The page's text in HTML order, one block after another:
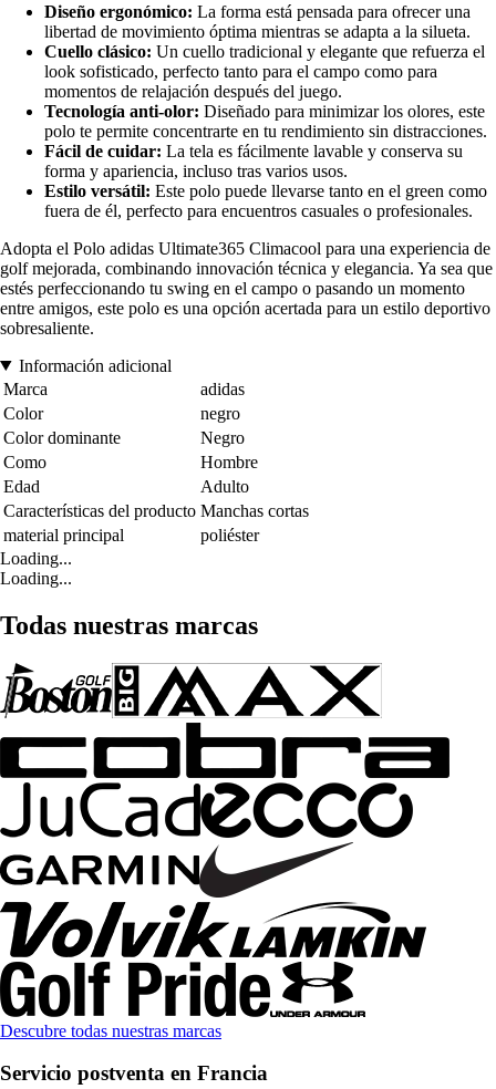
Diseño ergonómico: La forma está pensada para ofrecer una
libertad de movimiento óptima mientras se adapta a la silueta.
Cuello clásico: Un cuello tradicional y elegante que refuerza el
look sofisticado, perfecto tanto para el campo como para
momentos de relajación después del juego.
Tecnología anti-olor: Diseñado para minimizar los olores, este
polo te permite concentrarte en tu rendimiento sin distracciones.
Fácil de cuidar: La tela es fácilmente lavable y conserva su
forma y apariencia, incluso tras varios usos.
Estilo versátil: Este polo puede llevarse tanto en el green como
fuera de él, perfecto para encuentros casuales o profesionales.
Adopta el Polo adidas Ultimate365 Climacool para una experiencia de
golf mejorada, combinando innovación técnica y elegancia. Ya sea que
estés perfeccionando tu swing en el campo o pasando un momento
entre amigos, este polo es una opción acertada para un estilo deportivo
sobresaliente.
Información adicional
Marca
adidas
Color
negro
Color dominante
Negro
Como
Hombre
Edad
Adulto
Características del producto Manchas cortas
material principal
poliéster
Loading...
Loading...
Todas nuestras marcas
Descubre todas nuestras marcas
Servicio postventa en Francia